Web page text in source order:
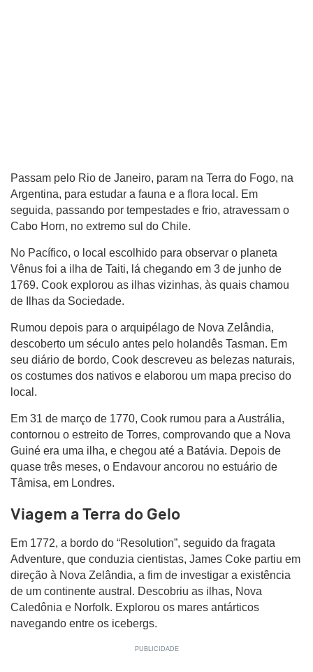
Passam pelo Rio de Janeiro, param na Terra do Fogo, na
Argentina, para estudar a fauna e a flora local. Em
seguida, passando por tempestades e frio, atravessam o
Cabo Horn, no extremo sul do Chile.
No Pacífico, o local escolhido para observar o planeta
Vênus foi a ilha de Taiti, lá chegando em 3 de junho de
1769. Cook explorou as ilhas vizinhas, às quais chamou
de Ilhas da Sociedade.
Rumou depois para o arquipélago de Nova Zelândia,
descoberto um século antes pelo holandês Tasman. Em
seu diário de bordo, Cook descreveu as belezas naturais,
os costumes dos nativos e elaborou um mapa preciso do
local.
Em 31 de março de 1770, Cook rumou para a Austrália,
contornou o estreito de Torres, comprovando que a Nova
Guiné era uma ilha, e chegou até a Batávia. Depois de
quase três meses, o Endavour ancorou no estuário de
Tâmisa, em Londres.
Viagem a Terra do Gelo
Em 1772, a bordo do “Resolution”, seguido da fragata
Adventure, que conduzia cientistas, James Coke partiu em
direção à Nova Zelândia, a fim de investigar a existência
de um continente austral. Descobriu as ilhas, Nova
Caledônia e Norfolk. Explorou os mares antárticos
navegando entre os icebergs.